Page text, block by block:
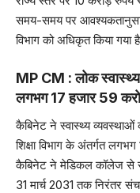
समय-समय पर
विभाग को अधिकृत किया गया
MP CM : लोक स्वास्थ्य
लगभग 17 हजार 59
कैबिनेट ने स्वास्थ्य
शिक्षा विभाग के अंतर्गत
कैबिनेट ने मेडिकल कॉलेज से
31 मार्च 2031 तक निरंतर